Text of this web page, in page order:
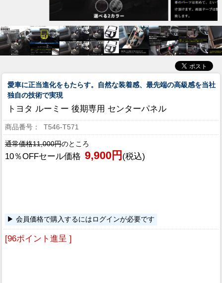
愛車に正当進化をもたらす。自然な装着感、最先端の高級感を当社
独自の技術で実現
トヨタ ルーミー 後期専用 センターパネル
T546-T571
通常価格11,000円のところ
10％OFFセール価格 9,900円 (税込)
会員価格で購入するにはログインが必要です
[96ポイント進呈 ]